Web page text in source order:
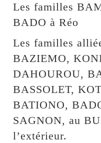
Les familles
BADO à Réo
Les familles
BAZIEMO,
DAHOUROU,
BASSOLET,
BATIONO,
SAGNON, au
l’extérieur.